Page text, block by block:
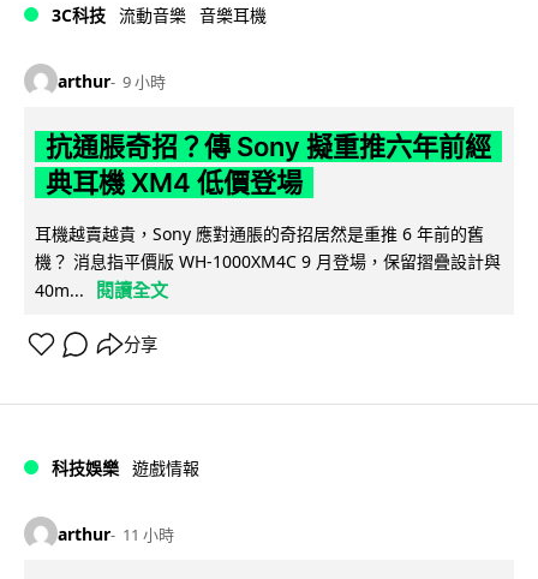
3C科技 流動音樂 音樂耳機
arthur 9 小時
抗通脹奇招？傳 Sony 擬重推六年前經
典耳機 XM4 低價登場
耳機越賣越貴，Sony 應對通脹的奇招居然是重推 6 年前的舊
機？ 消息指平價版 WH-1000XM4C 9 月登場，保留摺疊設計與
40m...
閱讀全文
分享
科技娛樂 遊戲情報
arthur 11 小時